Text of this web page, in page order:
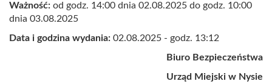
Ważność: od godz. 14:00 dnia 02.08.2025 do godz. 10:00
dnia 03.08.2025
Data i godzina wydania: 02.08.2025 - godz. 13:12
Biuro Bezpieczeństwa
Urząd Miejski w Nysie